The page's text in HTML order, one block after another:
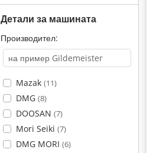
Детали за машината
Производител:
Mazak (11)
DMG (8)
DOOSAN (7)
Mori Seiki (7)
DMG MORI (6)